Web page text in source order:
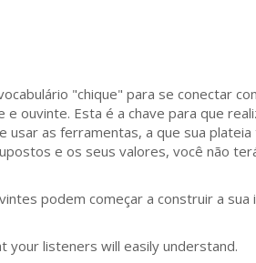
"chique" para se conectar
ouvinte. Esta é a chave para que
usar as ferramentas, a que sua plateia
e os seus valores, você não
podem começar a construir a sua
your listeners will easily understand.